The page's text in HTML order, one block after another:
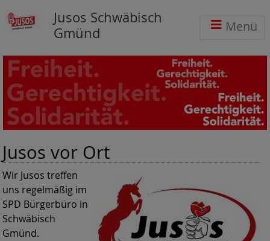
Jusos Schwäbisch
Gmünd
Menü
Jusos vor Ort
Wir Jusos treffen
uns regelmäßig im
SPD Bürgerbüro in
Schwäbisch
Gmünd.